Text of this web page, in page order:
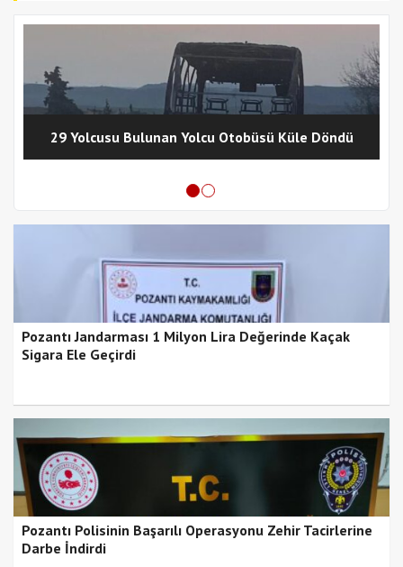
29 Yolcusu Bulunan Yolcu Otobüsü Küle Döndü
Pozantı Jandarması 1 Milyon Lira Değerinde Kaçak
Sigara Ele Geçirdi
Pozantı Polisinin Başarılı Operasyonu Zehir Tacirlerine
Darbe İndirdi